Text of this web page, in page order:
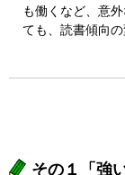
も働くなど、意
ても、読書傾向
その１「強